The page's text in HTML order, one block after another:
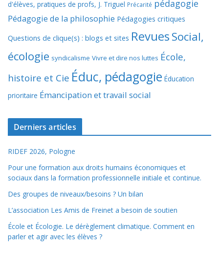
d'élèves, pratiques de profs, J. Triguel Précarité pédagogie
Pédagogie de la philosophie Pédagogies critiques
Questions de clique(s) : blogs et sites RevuesSocial,
écologie syndicalisme Vivre et dire nos luttes École,
histoire et Cie Éduc, pédagogie Éducation
prioritaire Émancipation et travail social
Derniers articles
RIDEF 2026, Pologne
Pour une formation aux droits humains économiques et
sociaux dans la formation professionnelle initiale et continue.
Des groupes de niveaux/besoins ? Un bilan
L’association Les Amis de Freinet a besoin de soutien
École et Écologie. Le dérèglement climatique. Comment en
parler et agir avec les élèves ?